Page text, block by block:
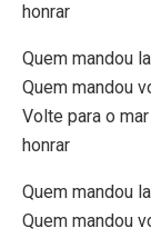
honrar
Quem mandou
Quem mandou
Volte para o
honrar
Quem mandou
Quem mandou